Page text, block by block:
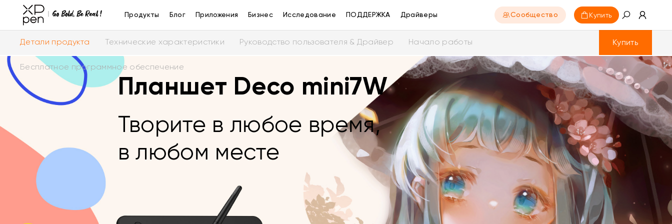
Продукты Блог Приложения Бизнес Исследование ПОДДЕРЖКА Драйверы Сообщество Купить
Детали продукта Технические характеристики Руководство пользователя & Драйвер Начало работы
Бесплатное программное обеспечение
Купить
Планшет Deco mini7W
Творите в любое время,
в любом месте